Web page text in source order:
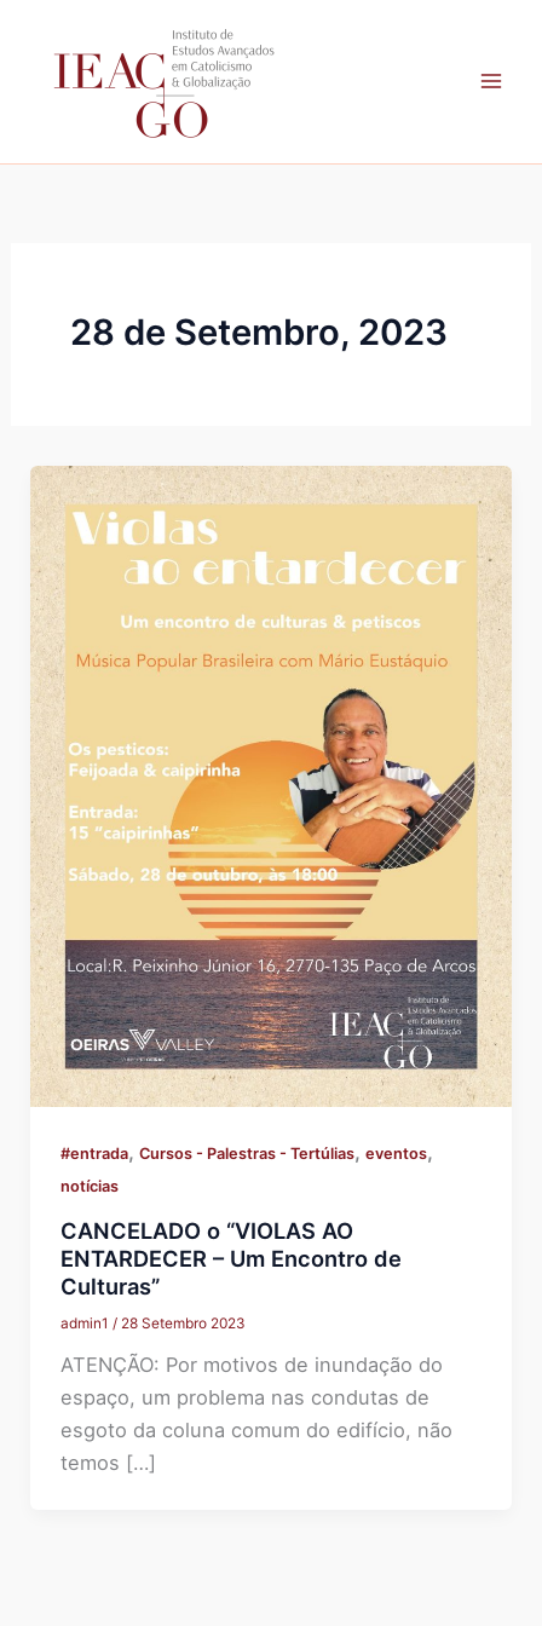
28 de Setembro, 2023
#entrada, Cursos - Palestras - Tertúlias, eventos,
notícias
CANCELADO o “VIOLAS AO
ENTARDECER – Um Encontro de
Culturas”
admin1 / 28 Setembro 2023
ATENÇÃO: Por motivos de inundação do
espaço, um problema nas condutas de
esgoto da coluna comum do edifício, não
temos […]